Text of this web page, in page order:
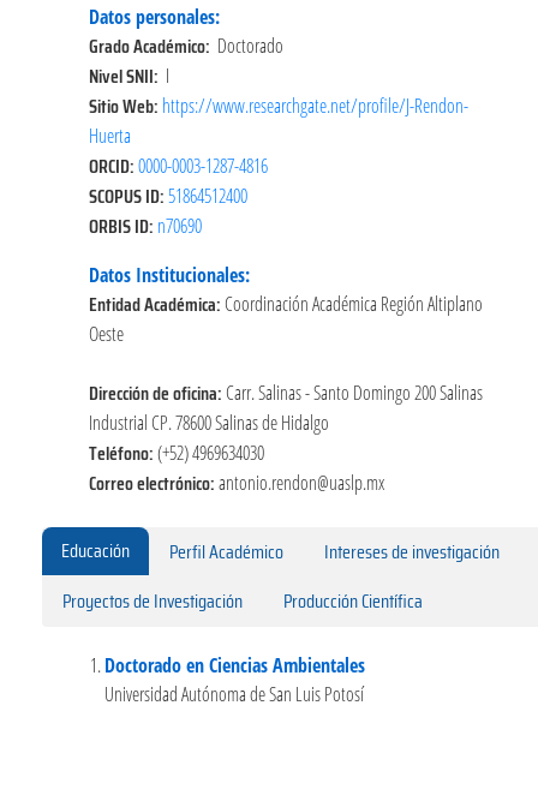
Datos personales:
Grado Académico: Doctorado
Nivel SNII: I
Sitio Web: https://www.researchgate.net/profile/J-Rendon-
Huerta
ORCID:0000-0003-1287-4816
SCOPUS ID:51864512400
ORBIS ID: n70690
Datos Institucionales:
Entidad Académica: Coordinación Académica Región Altiplano
Oeste
Dirección de oficina: Carr. Salinas - Santo Domingo 200 Salinas
Industrial CP. 78600 Salinas de Hidalgo
Teléfono:(+52) 4969634030
Correo electrónico:antonio.rendon@uaslp.mx
Educación Perfil Académico
Intereses de investigación
Proyectos de Investigación
Producción Científica
Doctorado en Ciencias Ambientales
Universidad Autónoma de San Luis Potosí